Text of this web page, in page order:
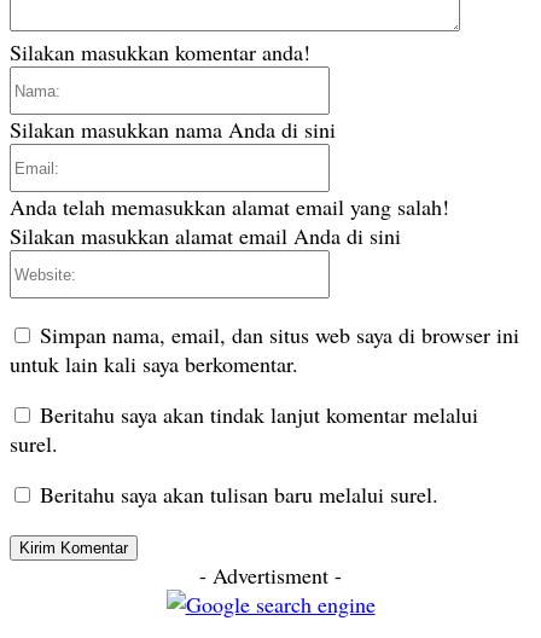
Silakan masukkan komentar anda!
Silakan masukkan nama Anda di sini
Anda telah memasukkan alamat email yang salah!
Silakan masukkan alamat email Anda di sini
Simpan nama, email, dan situs web saya di browser ini
untuk lain kali saya berkomentar.
Beritahu saya akan tindak lanjut komentar melalui
surel.
Beritahu saya akan tulisan baru melalui surel.
- Advertisment -